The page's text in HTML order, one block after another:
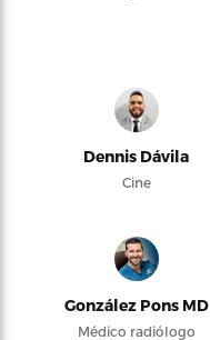
Dennis Dávila
Cine
González Pons MD
Médico radiólogo